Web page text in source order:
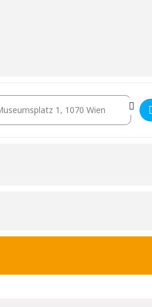
Address - Spielplatz Stadt –